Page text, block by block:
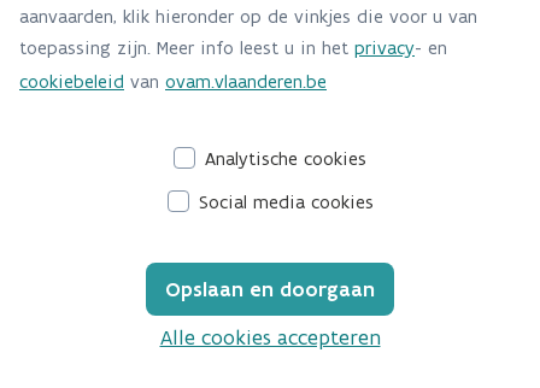
aanvaarden, klik hieronder op de vinkjes die voor u van
toepassing zijn. Meer info leest u in het privacy- en
cookiebeleid van ovam.vlaanderen.be
Analytische cookies
Social media cookies
Opslaan en doorgaan
Alle cookies accepteren